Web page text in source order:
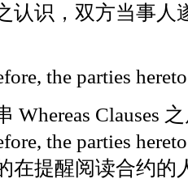
认识，双方当事人
the parties
Whereas Clauses
the parties
在提醒阅读合约的